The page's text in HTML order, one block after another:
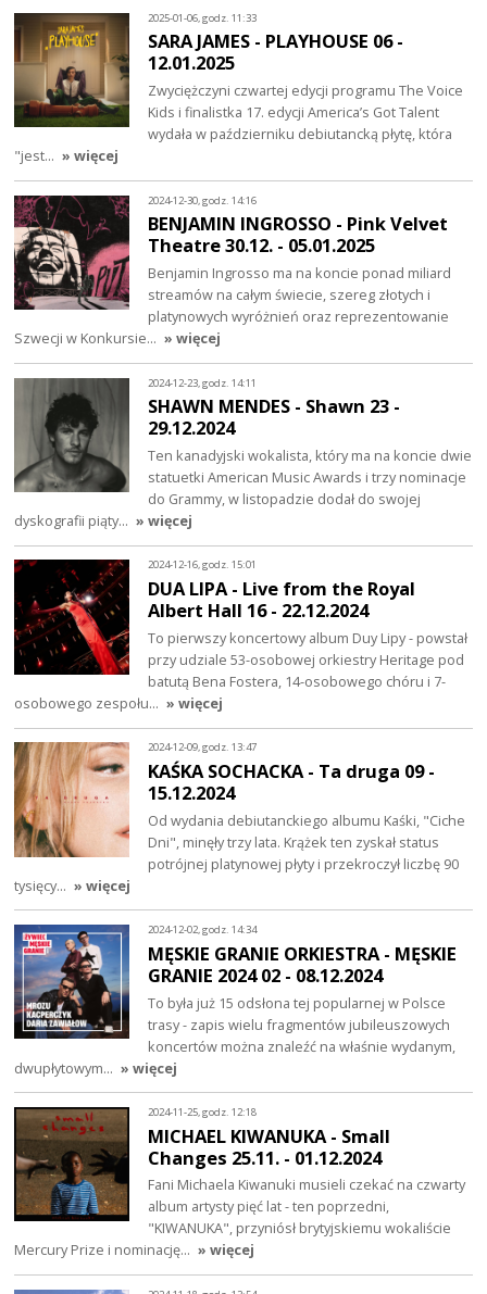
2025-01-06, godz. 11:33
SARA JAMES - PLAYHOUSE 06 -
12.01.2025
Zwyciężczyni czwartej edycji programu The Voice
Kids i finalistka 17. edycji America’s Got Talent
wydała w październiku debiutancką płytę, która
"jest… » więcej
2024-12-30, godz. 14:16
BENJAMIN INGROSSO - Pink Velvet
Theatre 30.12. - 05.01.2025
Benjamin Ingrosso ma na koncie ponad miliard
streamów na całym świecie, szereg złotych i
platynowych wyróżnień oraz reprezentowanie
Szwecji w Konkursie… » więcej
2024-12-23, godz. 14:11
SHAWN MENDES - Shawn 23 -
29.12.2024
Ten kanadyjski wokalista, który ma na koncie dwie
statuetki American Music Awards i trzy nominacje
do Grammy, w listopadzie dodał do swojej
dyskografii piąty… » więcej
2024-12-16, godz. 15:01
DUA LIPA - Live from the Royal
Albert Hall 16 - 22.12.2024
To pierwszy koncertowy album Duy Lipy - powstał
przy udziale 53-osobowej orkiestry Heritage pod
batutą Bena Fostera, 14-osobowego chóru i 7-
osobowego zespołu… » więcej
2024-12-09, godz. 13:47
KAŚKA SOCHACKA - Ta druga 09 -
15.12.2024
Od wydania debiutanckiego albumu Kaśki, "Ciche
Dni", minęły trzy lata. Krążek ten zyskał status
potrójnej platynowej płyty i przekroczył liczbę 90
tysięcy… » więcej
2024-12-02, godz. 14:34
MĘSKIE GRANIE ORKIESTRA - MĘSKIE
GRANIE 2024 02 - 08.12.2024
To była już 15 odsłona tej popularnej w Polsce
trasy - zapis wielu fragmentów jubileuszowych
koncertów można znaleźć na właśnie wydanym,
dwupłytowym… » więcej
2024-11-25, godz. 12:18
MICHAEL KIWANUKA - Small
Changes 25.11. - 01.12.2024
Fani Michaela Kiwanuki musieli czekać na czwarty
album artysty pięć lat - ten poprzedni,
"KIWANUKA", przyniósł brytyjskiemu wokaliście
Mercury Prize i nominację… » więcej